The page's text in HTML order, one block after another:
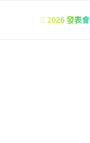
 2026 發表會